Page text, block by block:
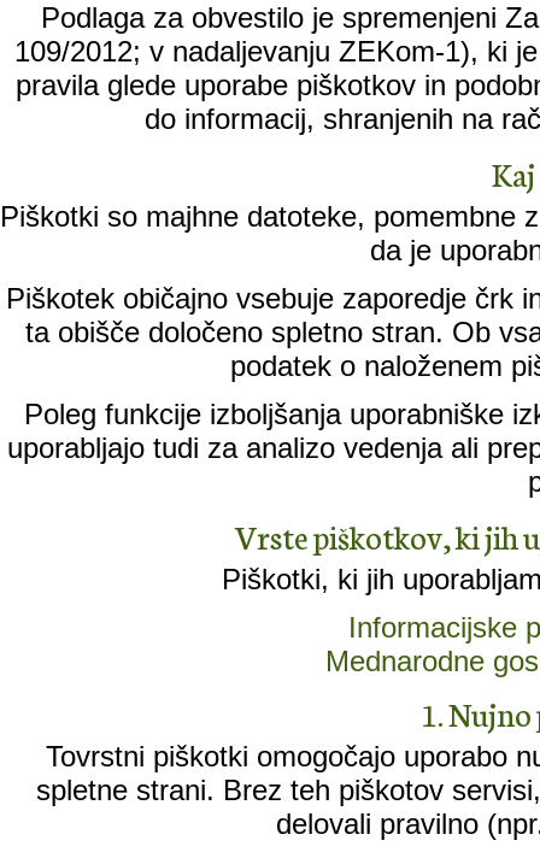
Podlaga za obvestilo je spremenjeni
109/2012; v nadaljevanju ZEKom-1), ki
pravila glede uporabe piškotkov in
do informacij, shranjenih na
Piškotki so majhne datoteke, pomembne
da je
Piškotek običajno vsebuje zaporedje črk
ta obišče določeno spletno stran. Ob
podatek o naloženem
Poleg funkcije izboljšanja uporabniške
uporabljajo tudi za analizo vedenja ali
Vrste piškotkov, ki jih
Piškotki, ki jih
Informacijske
Mednarodne
1.
Tovrstni piškotki omogočajo uporabo
spletne strani. Brez teh piškotov
delovali pravilno